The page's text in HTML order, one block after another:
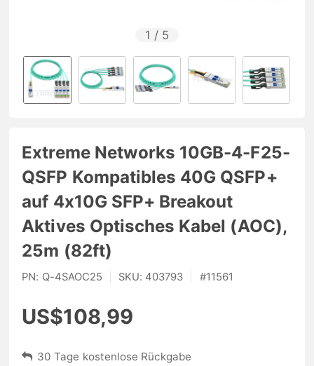
1 / 5
Extreme Networks 10GB-4-F25-
QSFP Kompatibles 40G QSFP+
auf 4x10G SFP+ Breakout
Aktives Optisches Kabel (AOC),
25m (82ft)
PN: Q-4SAOC25 SKU: 403793 #11561
US$108,99
30 Tage kostenlose Rückgabe